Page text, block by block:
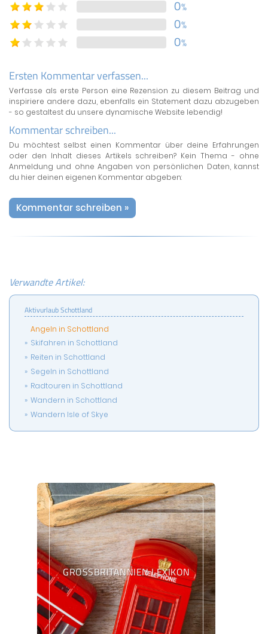
0%
0%
0%
Ersten Kommentar verfassen...
Verfasse als erste Person eine Rezension zu diesem Beitrag und
inspiriere andere dazu, ebenfalls ein Statement dazu abzugeben
- so gestaltest du unsere dynamische Website lebendig!
Kommentar schreiben...
Du möchtest selbst einen Kommentar über deine Erfahrungen
oder den Inhalt dieses Artikels schreiben? Kein Thema - ohne
Anmeldung und ohne Angaben von persönlichen Daten, kannst
du hier deinen eigenen Kommentar abgeben:
Kommentar schreiben »
Verwandte Artikel:
Aktivurlaub Schottland
Angeln in Schottland
Skifahren in Schottland
Reiten in Schottland
Segeln in Schottland
Radtouren in Schottland
Wandern in Schottland
Wandern Isle of Skye
GROSSBRITANNIEN LEXIKON